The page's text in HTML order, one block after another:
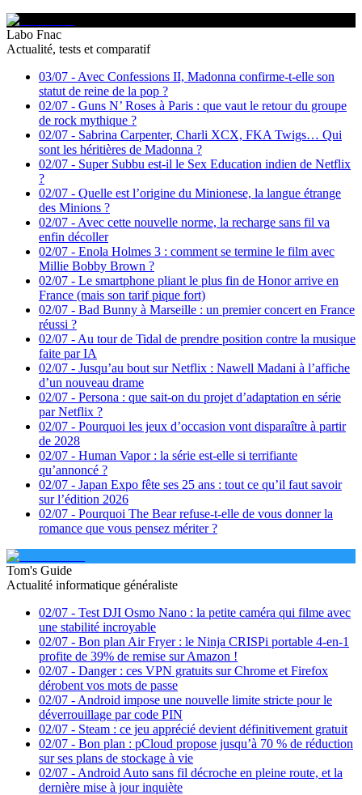
Labo Fnac
Actualité, tests et comparatif
03/07 - Avec Confessions II, Madonna confirme-t-elle son
statut de reine de la pop ?
02/07 - Guns N’ Roses à Paris : que vaut le retour du groupe
de rock mythique ?
02/07 - Sabrina Carpenter, Charli XCX, FKA Twigs… Qui
sont les héritières de Madonna ?
02/07 - Super Subbu est-il le Sex Education indien de Netflix
?
02/07 - Quelle est l’origine du Minionese, la langue étrange
des Minions ?
02/07 - Avec cette nouvelle norme, la recharge sans fil va
enfin décoller
02/07 - Enola Holmes 3 : comment se termine le film avec
Millie Bobby Brown ?
02/07 - Le smartphone pliant le plus fin de Honor arrive en
France (mais son tarif pique fort)
02/07 - Bad Bunny à Marseille : un premier concert en France
réussi ?
02/07 - Au tour de Tidal de prendre position contre la musique
faite par IA
02/07 - Jusqu’au bout sur Netflix : Nawell Madani à l’affiche
d’un nouveau drame
02/07 - Persona : que sait-on du projet d’adaptation en série
par Netflix ?
02/07 - Pourquoi les jeux d’occasion vont disparaître à partir
de 2028
02/07 - Human Vapor : la série est-elle si terrifiante
qu’annoncé ?
02/07 - Japan Expo fête ses 25 ans : tout ce qu’il faut savoir
sur l’édition 2026
02/07 - Pourquoi The Bear refuse-t-elle de vous donner la
romance que vous pensez mériter ?
Tom's Guide
Actualité informatique généraliste
02/07 - Test DJI Osmo Nano : la petite caméra qui filme avec
une stabilité incroyable
02/07 - Bon plan Air Fryer : le Ninja CRISPi portable 4-en-1
profite de 39% de remise sur Amazon !
02/07 - Danger : ces VPN gratuits sur Chrome et Firefox
dérobent vos mots de passe
02/07 - Android impose une nouvelle limite stricte pour le
déverrouillage par code PIN
02/07 - Steam : ce jeu apprécié devient définitivement gratuit
02/07 - Bon plan : pCloud propose jusqu’à 70 % de réduction
sur ses plans de stockage à vie
02/07 - Android Auto sans fil décroche en pleine route, et la
dernière mise à jour inquiète